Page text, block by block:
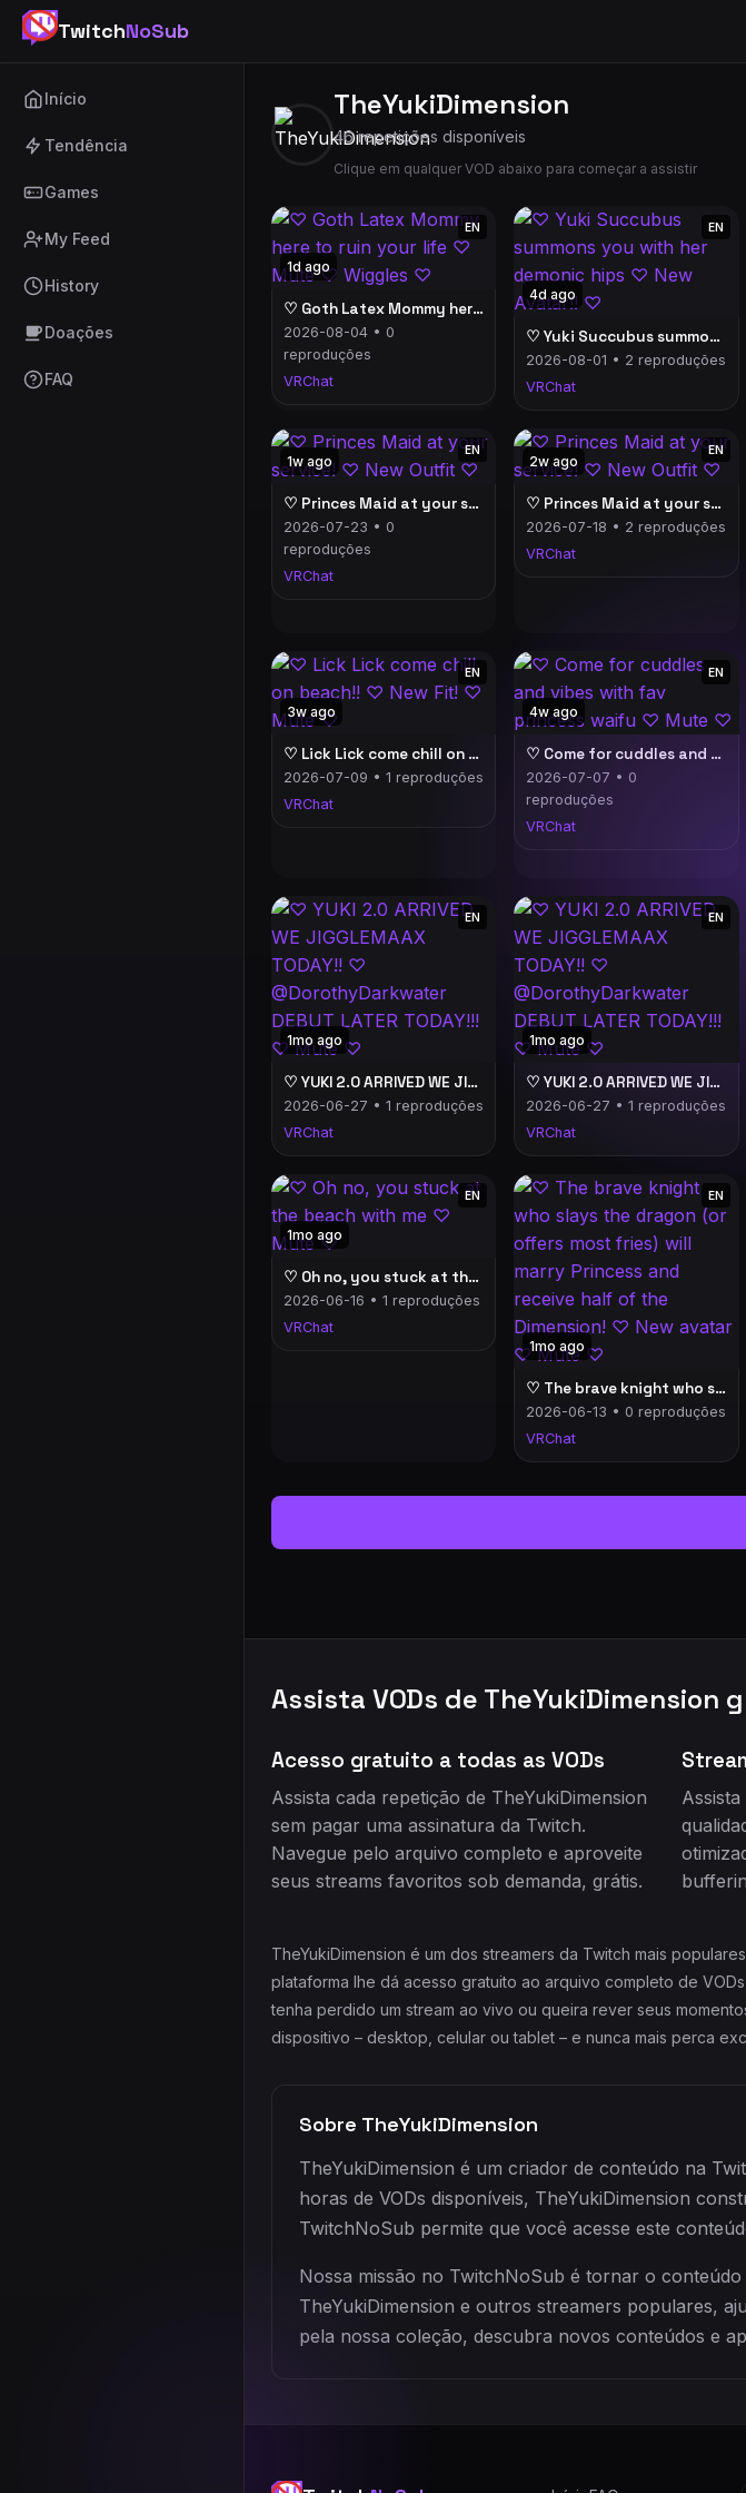
TwitchNoSub
Início
Tendência
Games
My Feed
History
Doações
FAQ
TheYukiDimension
46 repetições disponíveis
Clique em qualquer VOD abaixo para começar a assistir
1d ago
EN
♡ Goth Latex Mommy here to ruin your life ♡ Mute ♡ Wiggles ♡
2026-08-04 • 0
reproduções
VRChat
4d ago
EN
♡ Yuki Succubus summons you with her demonic hips ♡ New Avatar!! ♡
2026-08-01 • 2 reproduções
VRChat
1w ago
EN
♡ Princes Maid at your service! ♡ New Outfit ♡
2026-07-23 • 0
reproduções
VRChat
2w ago
EN
♡ Princes Maid at your service! ♡ New Outfit ♡
2026-07-18 • 2 reproduções
VRChat
3w ago
EN
♡ Lick Lick come chill on beach!! ♡ New Fit! ♡ Mute ♡
2026-07-09 • 1 reproduções
VRChat
4w ago
EN
♡ Come for cuddles and vibes with fav princess waifu ♡ Mute ♡
2026-07-07 • 0
reproduções
VRChat
1mo ago
EN
♡ YUKI 2.0 ARRIVED WE JIGGLEMAAX TODAY!! ♡ @DorothyDarkwater DEBUT LATER TODAY!!! ♡ Mute ♡
2026-06-27 • 1 reproduções
VRChat
1mo ago
EN
♡ YUKI 2.0 ARRIVED WE JIGGLEMAAX TODAY!! ♡ @DorothyDarkwater DEBUT LATER TODAY!!! ♡ Mute ♡
2026-06-27 • 1 reproduções
VRChat
1mo ago
EN
♡ Oh no, you stuck at the beach with me ♡ Mute ♡
2026-06-16 • 1 reproduções
VRChat
1mo ago
EN
♡ The brave knight who slays the dragon (or offers most fries) will marry Princess and receive half of the Dimension! ♡ New avatar ♡ Mute ♡
2026-06-13 • 0 reproduções
VRChat
Assista VODs de TheYukiDimension
Acesso gratuito a todas as VODs
Assista cada repetição de TheYukiDimension
sem pagar uma assinatura da Twitch.
Navegue pelo arquivo completo e aproveite
seus streams favoritos sob demanda, grátis.
TheYukiDimension é um dos streamers da Twitch mais
plataforma lhe dá acesso gratuito ao arquivo completo de
tenha perdido um stream ao vivo ou queira rever seus
dispositivo – desktop, celular ou tablet – e nunca mais perca
Sobre TheYukiDimension
TheYukiDimension é um criador de conteúdo na
horas de VODs disponíveis, TheYukiDimension
TwitchNoSub permite que você acesse este
Nossa missão no TwitchNoSub é tornar o
TheYukiDimension e outros streamers populares,
pela nossa coleção, descubra novos conteúdos e